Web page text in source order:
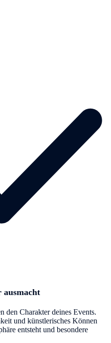
ausmacht
den Charakter deines Events.
und künstlerisches Können
entsteht und besondere